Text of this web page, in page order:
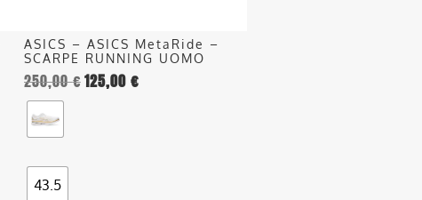
ASICS – ASICS MetaRide –
SCARPE RUNNING UOMO
250,00€125,00 €
43.5
pagina
del
prodotto